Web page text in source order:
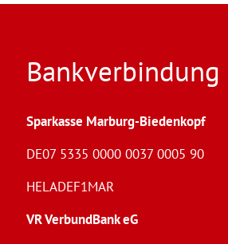
Bankverbindung
Sparkasse Marburg-Biedenkopf
DE07 5335 0000 0037 0005 90
HELADEF1MAR
VR VerbundBank eG